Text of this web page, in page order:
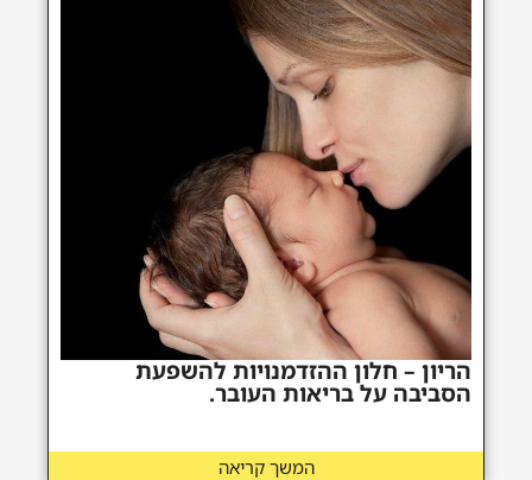
הריון – חלון ההזדמנויות להשפעת
הסביבה על בריאות העובר.
המשך קריאה